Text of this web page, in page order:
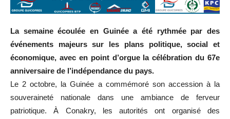
La semaine écoulée en Guinée a été rythmée par des
événements majeurs sur les plans politique, social et
économique, avec en point d’orgue la célébration du 67e
anniversaire de l’indépendance du pays.
Le 2 octobre, la Guinée a commémoré son accession à la
souveraineté nationale dans une ambiance de ferveur
patriotique. À Conakry, les autorités ont organisé des